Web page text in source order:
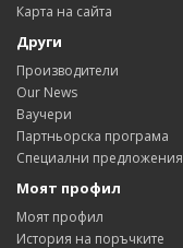
Карта на сайта
Други
Производители
Our News
Ваучери
Партньорска програма
Специални предложения
Моят профил
Моят профил
История на поръчките